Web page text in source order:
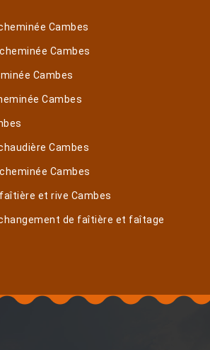
Cambes
Cambes
Cambes
Cambes
Cambes
Cambes
et rive Cambes
de faîtière et faîtage